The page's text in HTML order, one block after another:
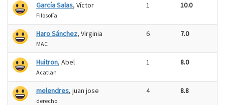
García Salas, Víctor
Filosofía
1 10.0
Haro Sánchez, Virginia
MAC
6 7.0
Huitron, Abel
Acatlan
1 8.0
melendres, juan jose
derecho
4 8.8